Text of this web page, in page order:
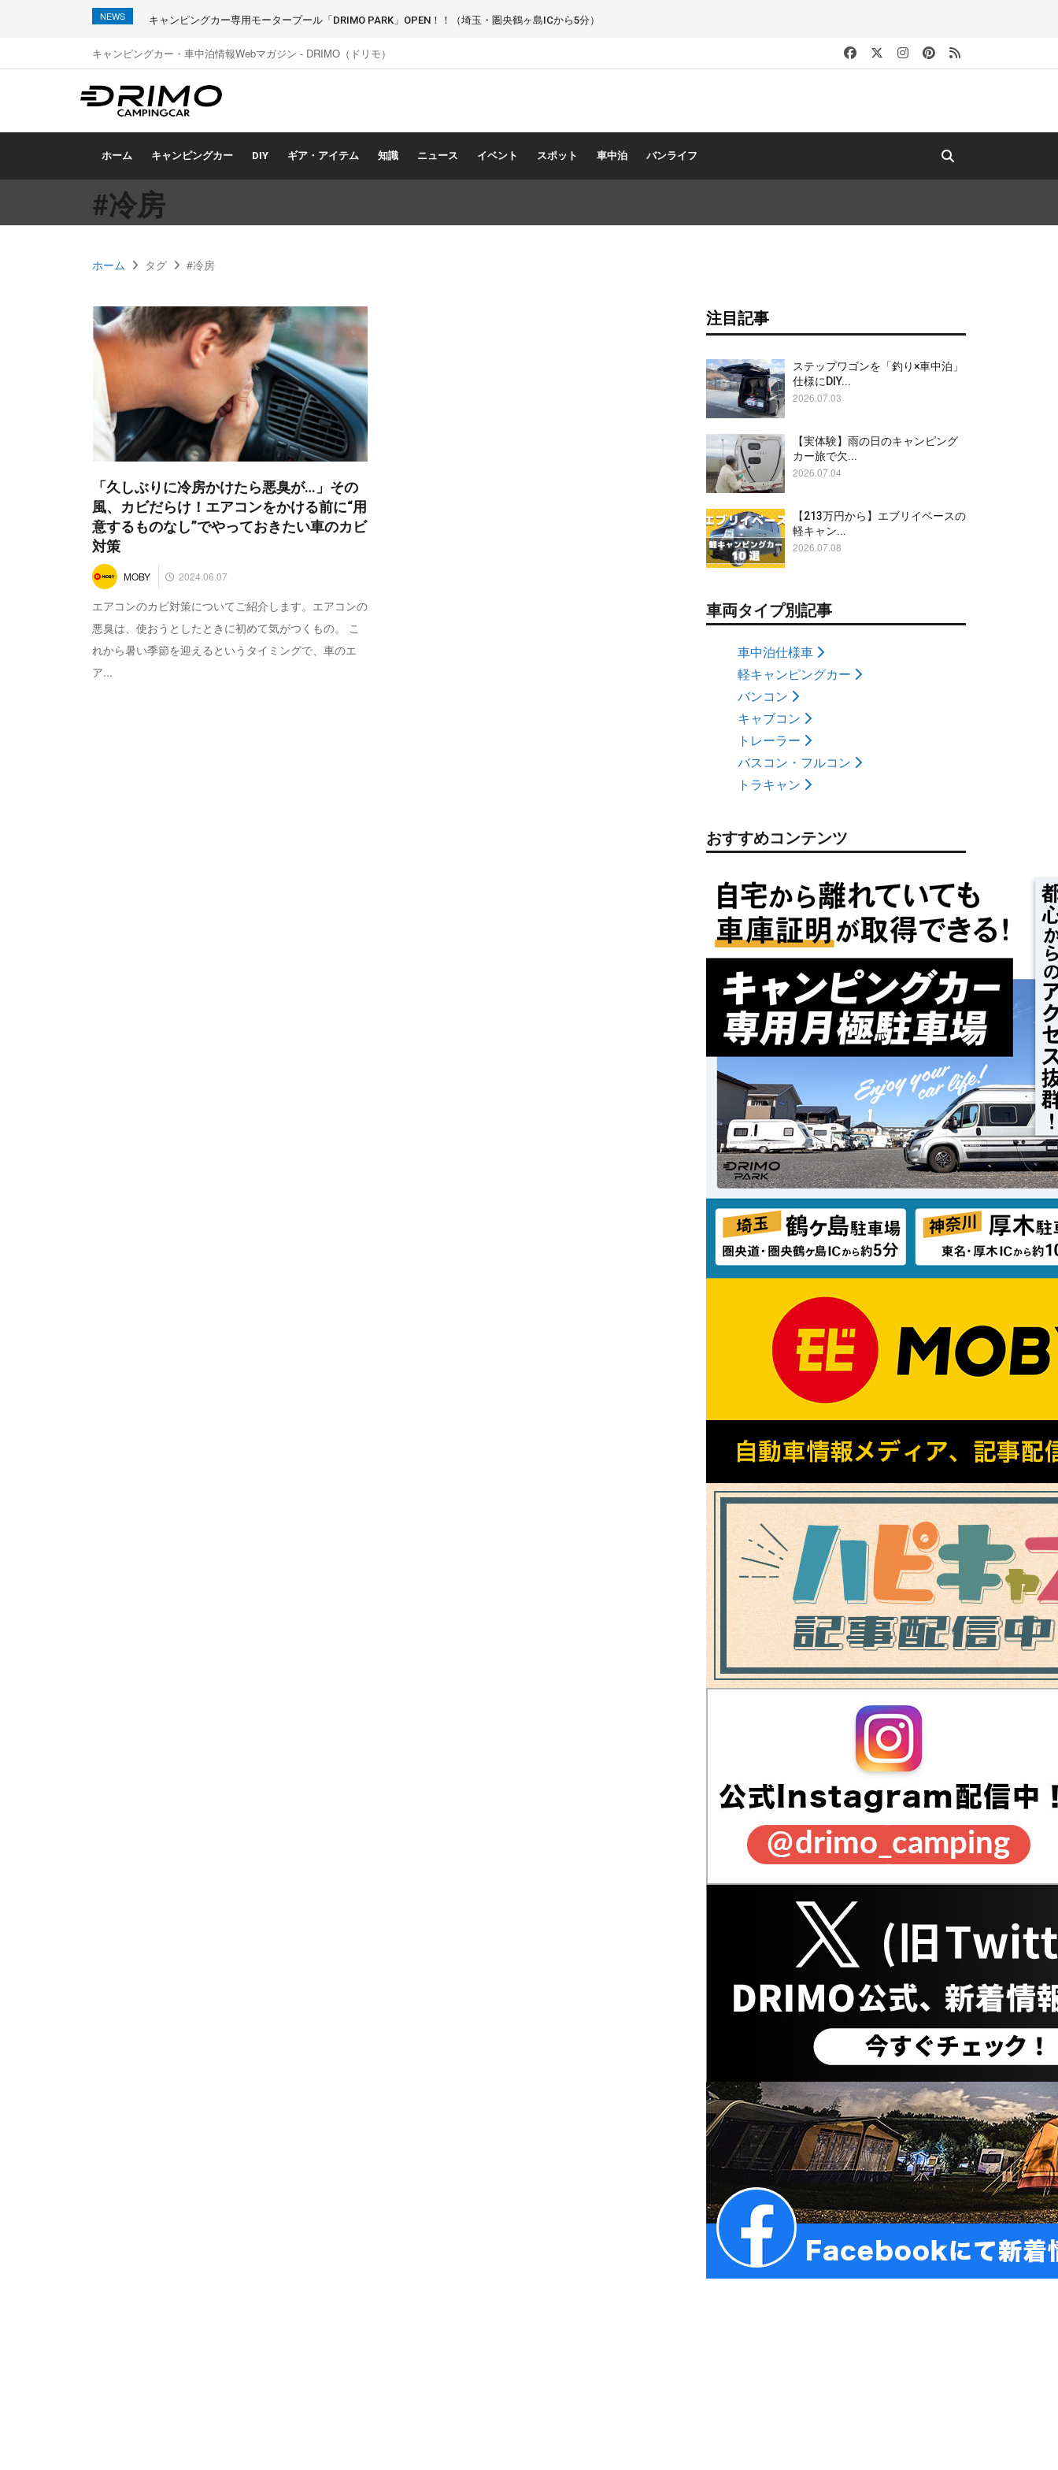
NEWS キャンピングカー専用モータープール「DRIMO PARK」OPEN！！（埼玉・圏央鶴ヶ島ICから5分）
キャンピングカー・車中泊情報Webマガジン - DRIMO（ドリモ）
ホーム キャンピングカー DIY ギア・アイテム 知識 ニュース イベント スポット 車中泊 バンライフ
#冷房
ホーム タグ #冷房
「久しぶりに冷房かけたら悪臭が…」その
風、カビだらけ！エアコンをかける前に“用
意するものなし”でやっておきたい車のカビ
対策
MOBY 2024.06.07
エアコンのカビ対策についてご紹介します。エアコンの
悪臭は、使おうとしたときに初めて気がつくもの。 こ
れから暑い季節を迎えるというタイミングで、車のエ
ア...
注目記事
ステップワゴンを「釣り×車中泊」
仕様にDIY...
2026.07.03
【実体験】雨の日のキャンピング
カー旅で欠...
2026.07.04
【213万円から】エブリイベースの
軽キャン...
2026.07.08
車両タイプ別記事
車中泊仕様車
軽キャンピングカー
バンコン
キャブコン
トレーラー
バスコン・フルコン
トラキャン
おすすめコンテンツ